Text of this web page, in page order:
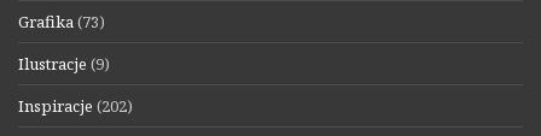
Grafika(73)
Ilustracje (9)
Inspiracje (202)